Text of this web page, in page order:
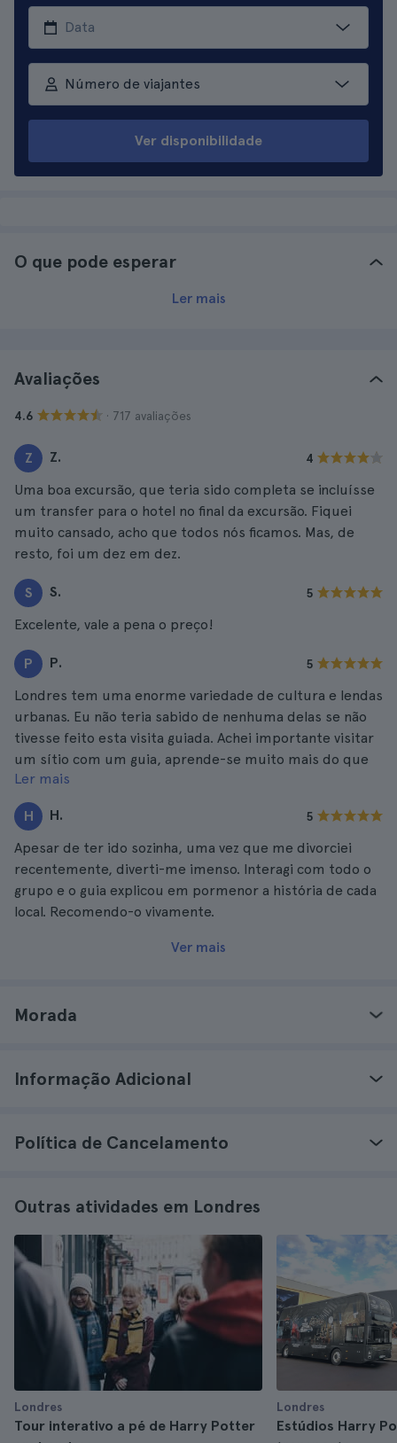
Número de viajantes
Ver disponibilidade
O que pode esperar
Ler mais
Avaliações
4.6 · 717 avaliações
Z Z. 4
Uma boa excursão, que teria sido completa se incluísse
um transfer para o hotel no final da excursão. Fiquei
muito cansado, acho que todos nós ficamos. Mas, de
resto, foi um dez em dez.
S S. 5
Excelente, vale a pena o preço!
P P. 5
Londres tem uma enorme variedade de cultura e lendas
urbanas. Eu não teria sabido de nenhuma delas se não
tivesse feito esta visita guiada. Achei importante visitar
um sítio com um guia, aprende-se muito mais do que
se fizer a visita sozinho.
Ler mais
H H. 5
Apesar de ter ido sozinha, uma vez que me divorciei
recentemente, diverti-me imenso. Interagi com todo o
grupo e o guia explicou em pormenor a história de cada
local. Recomendo-o vivamente.
Ver mais
Morada
Informação Adicional
Política de Cancelamento
Outras atividades em Londres
Londres
Tour interativo a pé de Harry Potter
Londres
Estúdios Harry